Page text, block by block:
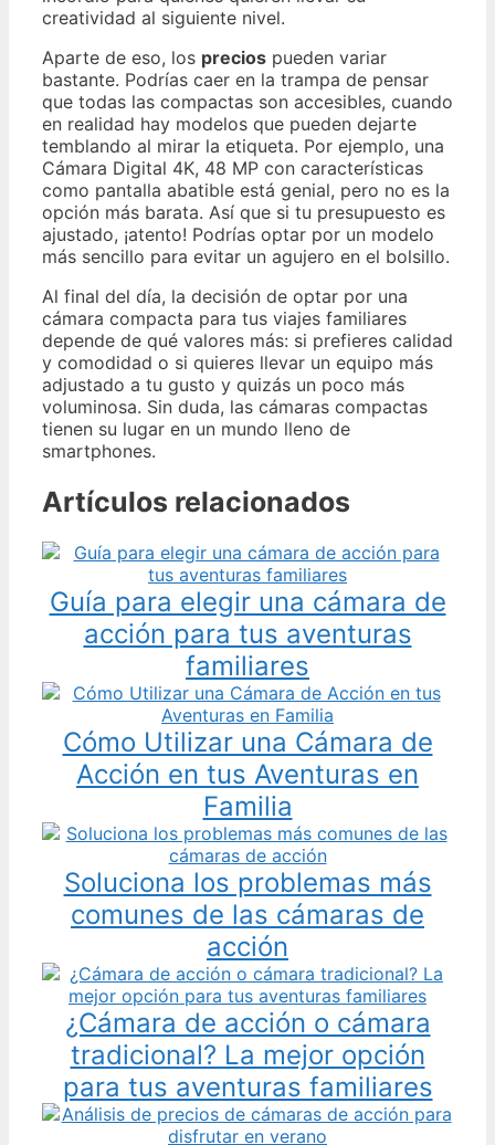
creatividad al siguiente nivel.
Aparte de eso, los precios pueden variar
bastante. Podrías caer en la trampa de pensar
que todas las compactas son accesibles, cuando
en realidad hay modelos que pueden dejarte
temblando al mirar la etiqueta. Por ejemplo, una
Cámara Digital 4K, 48 MP con características
como pantalla abatible está genial, pero no es la
opción más barata. Así que si tu presupuesto es
ajustado, ¡atento! Podrías optar por un modelo
más sencillo para evitar un agujero en el bolsillo.
Al final del día, la decisión de optar por una
cámara compacta para tus viajes familiares
depende de qué valores más: si prefieres calidad
y comodidad o si quieres llevar un equipo más
adjustado a tu gusto y quizás un poco más
voluminosa. Sin duda, las cámaras compactas
tienen su lugar en un mundo lleno de
smartphones.
Artículos relacionados
Guía para elegir una cámara de
acción para tus aventuras
familiares
Cómo Utilizar una Cámara de
Acción en tus Aventuras en
Familia
Soluciona los problemas más
comunes de las cámaras de
acción
¿Cámara de acción o cámara
tradicional? La mejor opción
para tus aventuras familiares